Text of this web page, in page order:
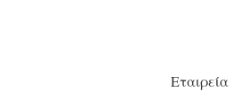
Εταιρεία